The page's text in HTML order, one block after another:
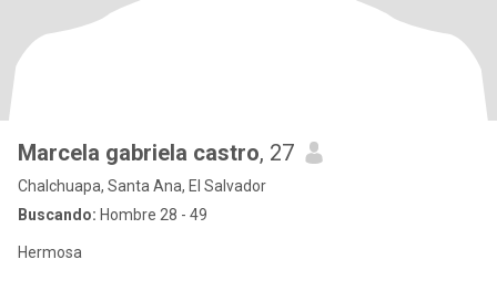
Marcela gabriela castro, 27
Chalchuapa, Santa Ana, El Salvador
Buscando: Hombre 28 - 49
Hermosa